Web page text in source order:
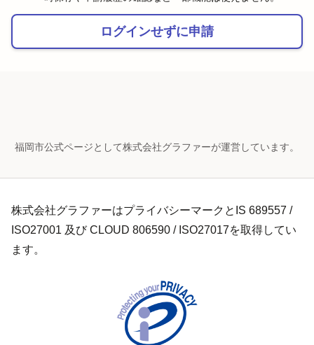
ログインせずに申請
福岡市公式ページとして株式会社グラファーが運営しています。
株式会社グラファーはプライバシーマークとIS 689557 /
ISO27001 及び CLOUD 806590 / ISO27017を取得してい
ます。